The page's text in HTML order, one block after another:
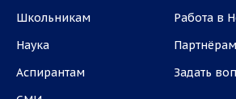
Школьникам
Наука
Аспирантам
Работа в
Партнёрам
Задать